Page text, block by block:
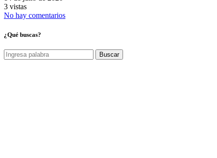
3 vistas
No hay comentarios
¿Qué buscas?
Buscar